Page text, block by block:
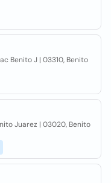
Benito J | 03310, Benito
Juarez | 03020, Benito